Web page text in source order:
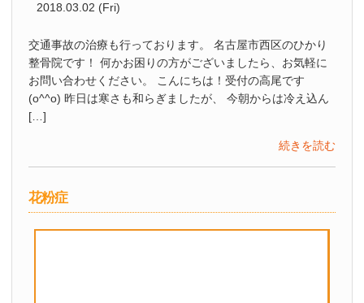
2018.03.02 (Fri)
交通事故の治療も行っております。 名古屋市西区のひかり
整骨院です！ 何かお困りの方がございましたら、お気軽に
お問い合わせください。 こんにちは！受付の高尾です
(o^^o) 昨日は寒さも和らぎましたが、 今朝からは冷え込ん
[…]
続きを読む
花粉症